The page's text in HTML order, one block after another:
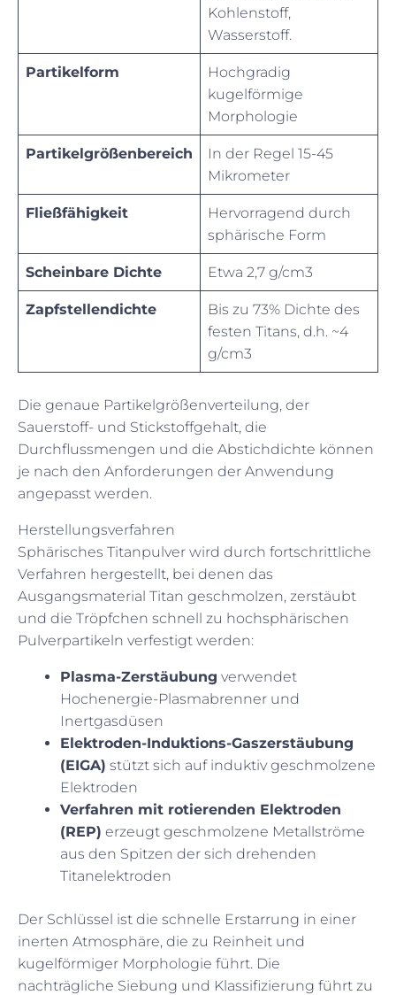
Kohlenstoff,
Wasserstoff.
Partikelform
Hochgradig
kugelförmige
Morphologie
Partikelgrößenbereich
In der Regel 15-45
Mikrometer
Fließfähigkeit
Hervorragend durch
sphärische Form
Scheinbare Dichte Etwa 2,7 g/cm3
Zapfstellendichte
Bis zu 73% Dichte des
festen Titans, d.h. ~4
g/cm3
Die genaue Partikelgrößenverteilung, der
Sauerstoff- und Stickstoffgehalt, die
Durchflussmengen und die Abstichdichte können
je nach den Anforderungen der Anwendung
angepasst werden.
Herstellungsverfahren
Sphärisches Titanpulver wird durch fortschrittliche
Verfahren hergestellt, bei denen das
Ausgangsmaterial Titan geschmolzen, zerstäubt
und die Tröpfchen schnell zu hochsphärischen
Pulverpartikeln verfestigt werden:
Plasma-Zerstäubung verwendet
Hochenergie-Plasmabrenner und
Inertgasdüsen
Elektroden-Induktions-Gaszerstäubung
(EIGA) stützt sich auf induktiv geschmolzene
Elektroden
Verfahren mit rotierenden Elektroden
(REP) erzeugt geschmolzene Metallströme
aus den Spitzen der sich drehenden
Titanelektroden
Der Schlüssel ist die schnelle Erstarrung in einer
inerten Atmosphäre, die zu Reinheit und
kugelförmiger Morphologie führt. Die
nachträgliche Siebung und Klassifizierung führt zu